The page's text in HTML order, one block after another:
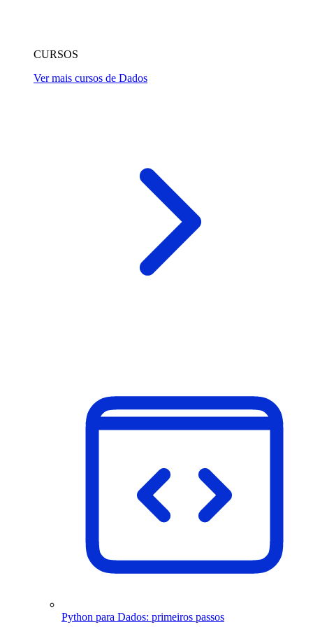
CURSOS
Ver mais cursos de Dados
Python para Dados: primeiros passos